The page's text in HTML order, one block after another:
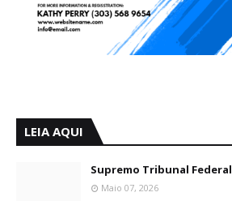
LEIA AQUI
Supremo Tribunal Federal
Maio 07, 2026